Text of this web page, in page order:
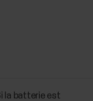
la batterie est